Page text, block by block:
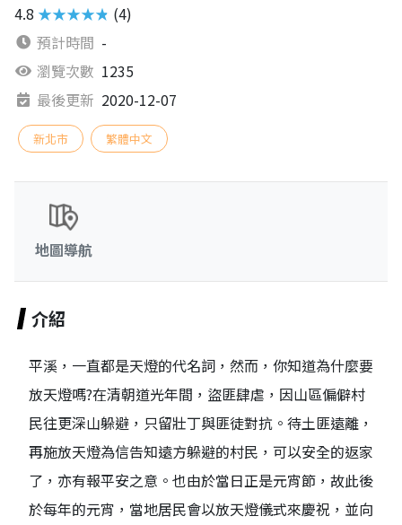
4.8 ★★★★★ (4)
預計時間 -
瀏覽次數 1235
最後更新 2020-12-07
新北市 繁體中文
地圖導航
介紹
平溪，一直都是天燈的代名詞，然而，你知道為什麼要
放天燈嗎?在清朝道光年間，盜匪肆虐，因山區偏僻村
民往更深山躲避，只留壯丁與匪徒對抗。待土匪遠離，
再施放天燈為信告知遠方躲避的村民，可以安全的返家
了，亦有報平安之意。也由於當日正是元宵節，故此後
於每年的元宵，當地居民會以放天燈儀式來慶祝，並向